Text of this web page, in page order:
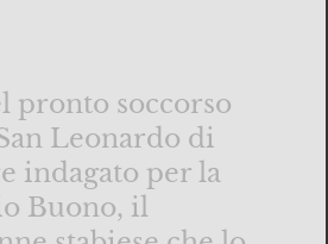
pronto soccorso
Leonardo di
indagato per la
Buono, il